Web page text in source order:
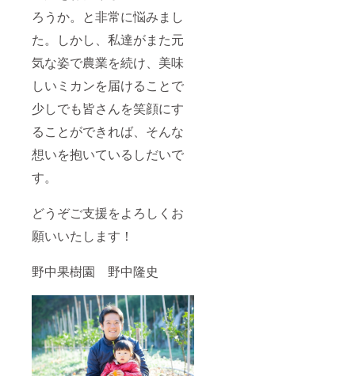
ろうか。と非常に悩みまし
た。しかし、私達がまた元
気な姿で農業を続け、美味
しいミカンを届けることで
少しでも皆さんを笑顔にす
ることができれば、そんな
想いを抱いているしだいで
す。
どうぞご支援をよろしくお
願いいたします！
野中果樹園 野中隆史